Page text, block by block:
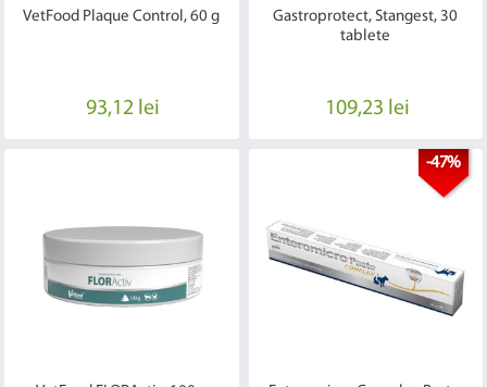
VetFood Plaque Control, 60 g
93,12 lei
Gastroprotect, Stangest, 30
tablete
109,23 lei
-47%